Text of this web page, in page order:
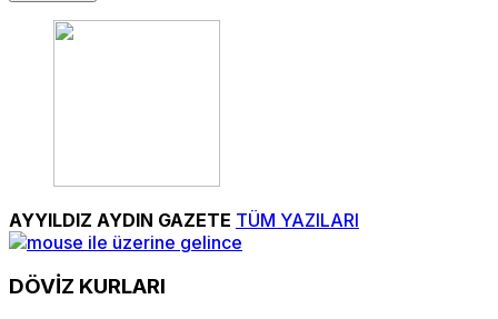
AYYILDIZ AYDIN GAZETE TÜM YAZILARI
DÖVİZ KURLARI